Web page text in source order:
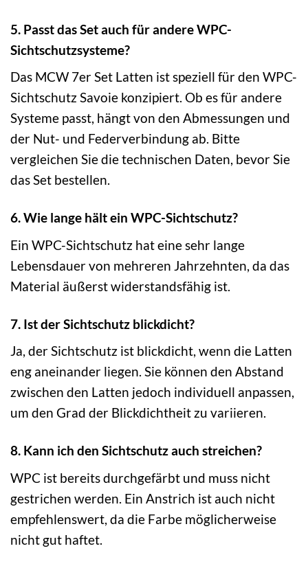
5. Passt das Set auch für andere WPC-
Sichtschutzsysteme?
Das MCW 7er Set Latten ist speziell für den WPC-
Sichtschutz Savoie konzipiert. Ob es für andere
Systeme passt, hängt von den Abmessungen und
der Nut- und Federverbindung ab. Bitte
vergleichen Sie die technischen Daten, bevor Sie
das Set bestellen.
6. Wie lange hält ein WPC-Sichtschutz?
Ein WPC-Sichtschutz hat eine sehr lange
Lebensdauer von mehreren Jahrzehnten, da das
Material äußerst widerstandsfähig ist.
7. Ist der Sichtschutz blickdicht?
Ja, der Sichtschutz ist blickdicht, wenn die Latten
eng aneinander liegen. Sie können den Abstand
zwischen den Latten jedoch individuell anpassen,
um den Grad der Blickdichtheit zu variieren.
8. Kann ich den Sichtschutz auch streichen?
WPC ist bereits durchgefärbt und muss nicht
gestrichen werden. Ein Anstrich ist auch nicht
empfehlenswert, da die Farbe möglicherweise
nicht gut haftet.